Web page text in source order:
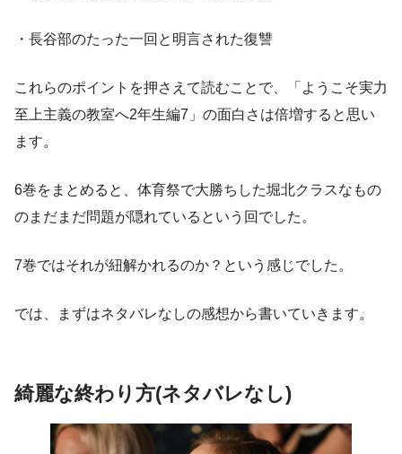
・長谷部のたった一回と明言された復讐
これらのポイントを押さえて読むことで、「ようこそ実力
至上主義の教室へ2年生編7」の面白さは倍増すると思い
ます。
6巻をまとめると、体育祭で大勝ちした堀北クラスなもの
のまだまだ問題が隠れているという回でした。
7巻ではそれが紐解かれるのか？という感じでした。
では、まずはネタバレなしの感想から書いていきます。
綺麗な終わり方(ネタバレなし)